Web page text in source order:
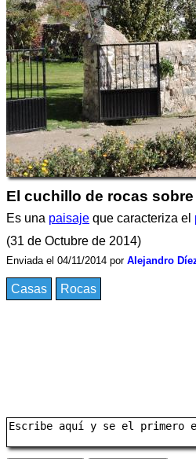
El cuchillo de rocas
Es una paisaje que caracteriza el
(31 de Octubre de 2014)
Enviada el 04/11/2014 por Alejandro
Casas Rocas